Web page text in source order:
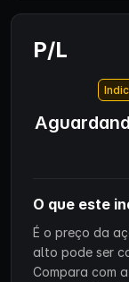
P/L
O que este
É o preço da
alto pode ser
Compara com